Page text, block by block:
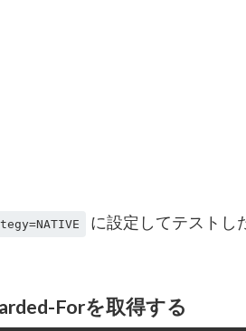
に設定してテストし
Forを取得する